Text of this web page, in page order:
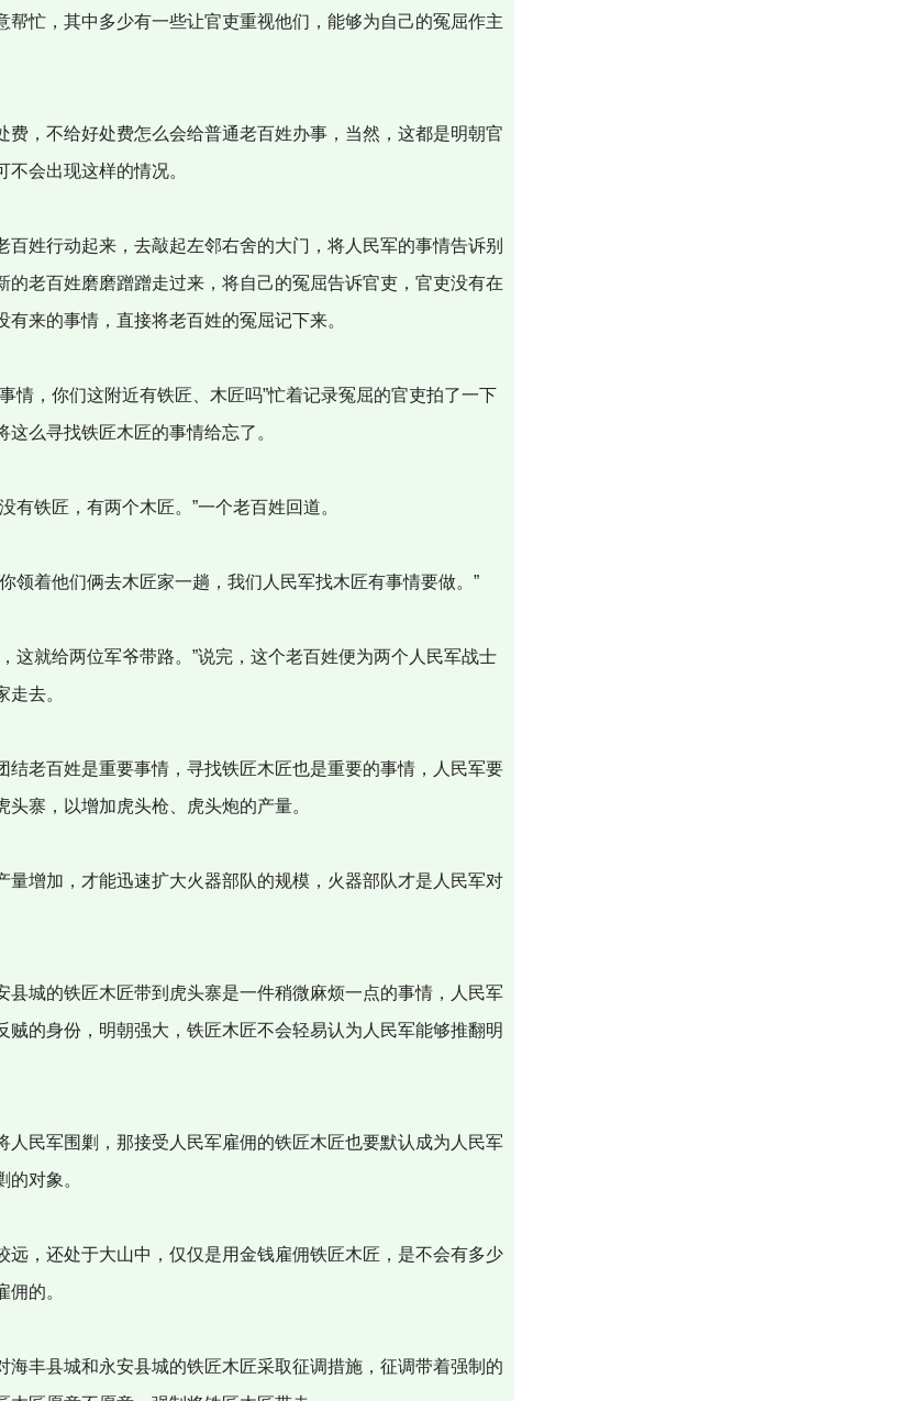
忙，其中多少有一些让官吏重视他们，能够为自己的冤屈作主
，不给好处费怎么会给普通老百姓办事，当然，这都是明朝官
不会出现这样的情况。
姓行动起来，去敲起左邻右舍的大门，将人民军的事情告诉别
的老百姓磨磨蹭蹭走过来，将自己的冤屈告诉官吏，官吏没有在
有来的事情，直接将老百姓的冤屈记下来。
情，你们这附近有铁匠、木匠吗”忙着记录冤屈的官吏拍了一下
这么寻找铁匠木匠的事情给忘了。
有铁匠，有两个木匠。”一个老百姓回道。
领着他们俩去木匠家一趟，我们人民军找木匠有事情要做。”
这就给两位军爷带路。”说完，这个老百姓便为两个人民军战士
走去。
老百姓是重要事情，寻找铁匠木匠也是重要的事情，人民军要
头寨，以增加虎头枪、虎头炮的产量。
增加，才能迅速扩大火器部队的规模，火器部队才是人民军对
城的铁匠木匠带到虎头寨是一件稍微麻烦一点的事情，人民军
贼的身份，明朝强大，铁匠木匠不会轻易认为人民军能够推翻明
民军围剿，那接受人民军雇佣的铁匠木匠也要默认成为人民军
的对象。
，还处于大山中，仅仅是用金钱雇佣铁匠木匠，是不会有多少
佣的。
丰县城和永安县城的铁匠木匠采取征调措施，征调带着强制的